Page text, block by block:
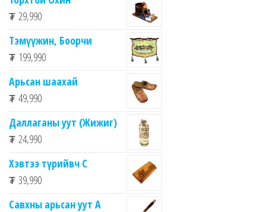
₮ 29,990
Тэмүүжин, Боорчи
₮ 199,990
Арьсан шаахай
₮ 49,990
Даллаганы уут (Жижиг)
₮ 24,990
Хэвтээ түрийвч C
₮ 39,990
Савхны арьсан уут А